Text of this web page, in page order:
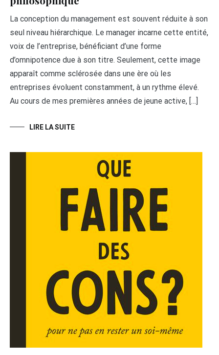
La conception du management est souvent réduite à son
seul niveau hiérarchique. Le manager incarne cette entité,
voix de l’entreprise, bénéficiant d’une forme
d’omnipotence due à son titre. Seulement, cette image
apparaît comme sclérosée dans une ère où les
entreprises évoluent constamment, à un rythme élevé.
Au cours de mes premières années de jeune active, […]
LIRE LA SUITE